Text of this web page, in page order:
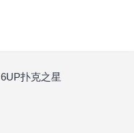
6UP扑克之星